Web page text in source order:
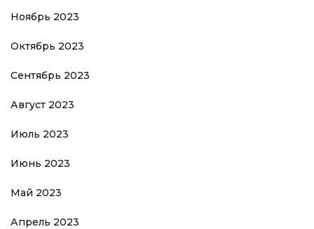
Ноябрь 2023
Октябрь 2023
Сентябрь 2023
Август 2023
Июль 2023
Июнь 2023
Май 2023
Апрель 2023